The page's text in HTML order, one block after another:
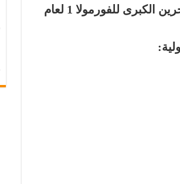
هناك طريقتان رئيسيتان لحجز تذاكر جائزة البحرين الكبرى للفورمولا 1 لعام